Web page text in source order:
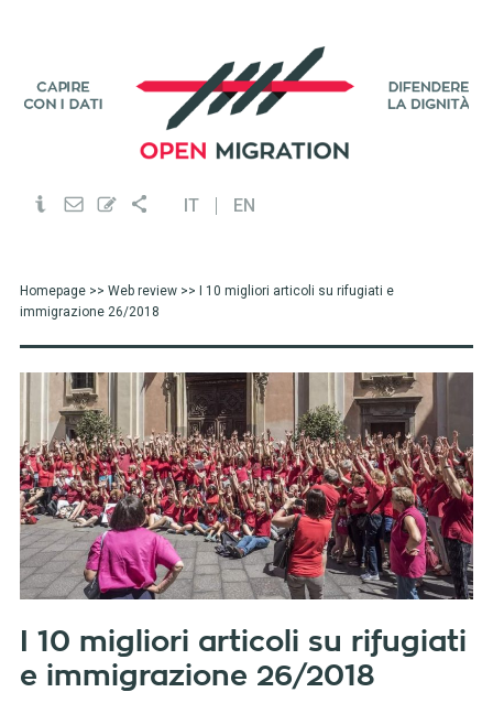
IT EN
Homepage>> Web review>> I 10 migliori articoli su rifugiati e
immigrazione 26/2018
I 10 migliori articoli su rifugiati
e immigrazione 26/2018